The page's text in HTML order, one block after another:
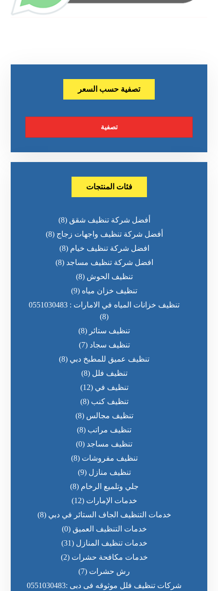
تصفية حسب السعر
تصفية
فئات المنتجات
أفضل شركة تنظيف شقق (8)
أفضل شركة تنظيف واجهات زجاج (8)
افضل شركة تنظيف خيام (8)
افضل شركة تنظيف مساجد (8)
تنظيف الحوش (8)
تنظيف خزان مياه (9)
تنظيف خزانات المياه في الامارات : 0551030483
(8)
تنظيف ستائر (8)
تنظيف سجاد (7)
تنظيف عميق للمطبخ دبي (8)
تنظيف فلل (8)
تنظيف في (12)
تنظيف كنب (8)
تنظيف مجالس (8)
تنظيف مراتب (8)
تنظيف مساجد (0)
تنظيف مفروشات (8)
تنظيف منازل (9)
جلي وتلميع الرخام (8)
خدمات الإمارات (12)
خدمات التنظيف الجاف الستائر في دبي (8)
خدمات التنظيف العميق (0)
خدمات تنظيف المنازل (31)
خدمات مكافحة حشرات (2)
رش حشرات (7)
شركات تنظيف فلل موثوقه فى دبى :0551030483